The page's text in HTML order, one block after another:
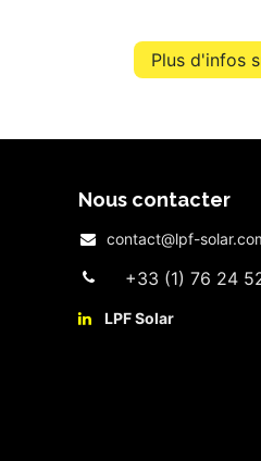
Plus d'infos
Nous contacter
contact@lpf-
+33 (1) 76 24
LPF Solar​